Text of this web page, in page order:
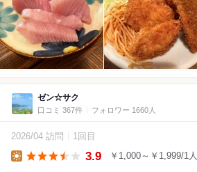
ゼン☆サク
口コミ 367件 フォロワー 1660人
2026/04 訪問 1回目
3.9 ￥1,000～￥1,999/1人